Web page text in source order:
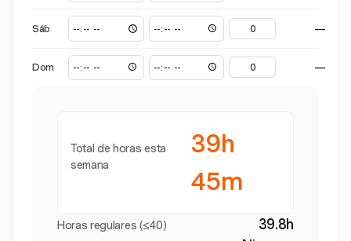
Sáb —
Dom —
Total de horas esta
semana
39h
45m
Horas regulares (≤40) 39.8h